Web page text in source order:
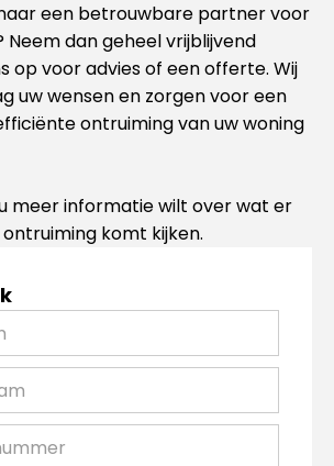
een betrouwbare partner voor
Neem dan geheel vrijblijvend
op voor advies of een offerte. Wij
uw wensen en zorgen voor een
ontruiming van uw woning
meer informatie wilt over wat er
komt kijken.